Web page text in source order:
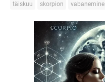
täiskuu skorpion vabanemine